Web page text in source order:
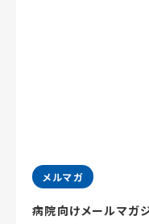
メルマガ
病院向けメールマガ